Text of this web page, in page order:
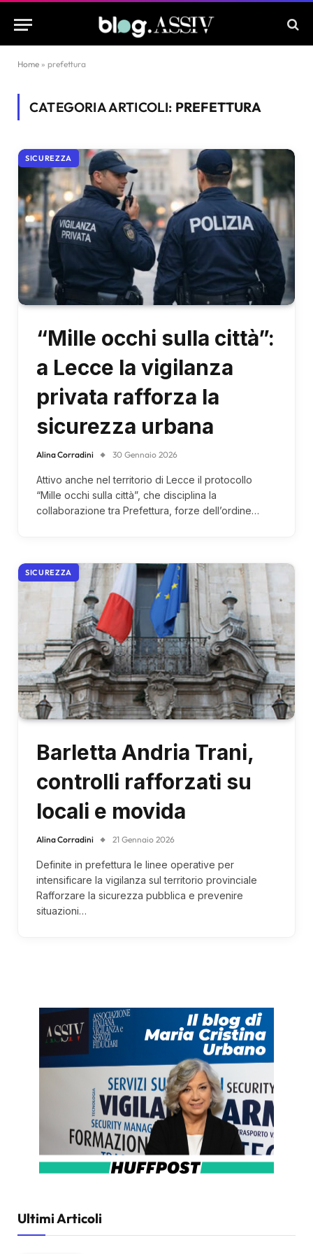
Home » prefettura
CATEGORIA ARTICOLI: PREFETTURA
SICUREZZA
“Mille occhi sulla città”:
a Lecce la vigilanza
privata rafforza la
sicurezza urbana
Alina Corradini 30 Gennaio 2026
Attivo anche nel territorio di Lecce il protocollo
“Mille occhi sulla città”, che disciplina la
collaborazione tra Prefettura, forze dell’ordine…
SICUREZZA
Barletta Andria Trani,
controlli rafforzati su
locali e movida
Alina Corradini 21 Gennaio 2026
Definite in prefettura le linee operative per
intensificare la vigilanza sul territorio provinciale
Rafforzare la sicurezza pubblica e prevenire
situazioni…
Ultimi Articoli